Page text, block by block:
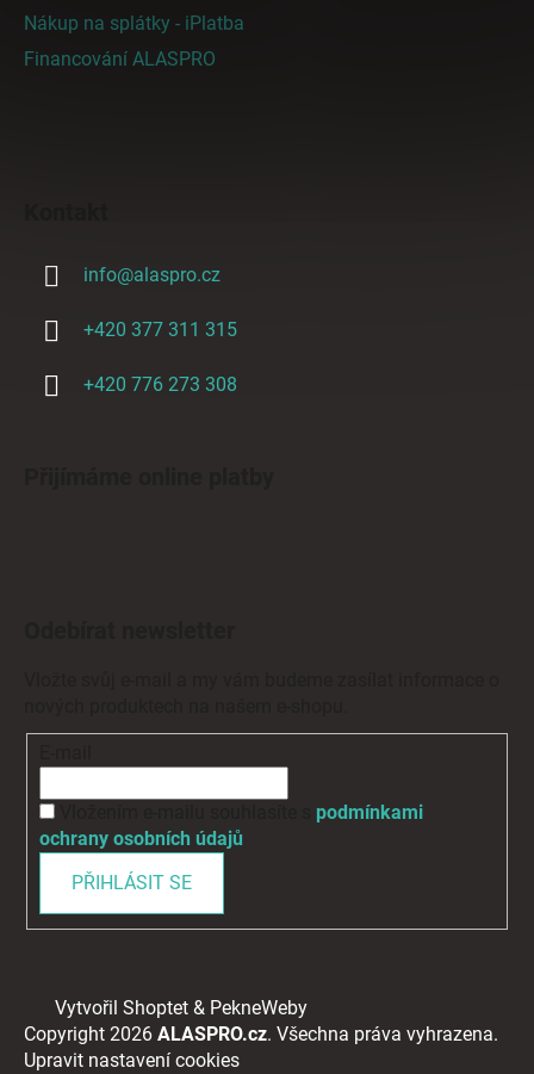
Nákup na splátky - iPlatba
Financování ALASPRO
info@alaspro.cz
+420 377 311 315
+420 776 273 308
podmínkami
ochrany osobních údajů
PŘIHLÁSIT SE
Vytvořil Shoptet & PekneWeby
Copyright 2026 ALASPRO.cz. Všechna práva vyhrazena.
Upravit nastavení cookies